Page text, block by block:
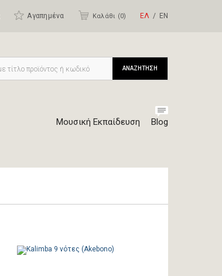
Αγαπημένα Καλάθι (0) ΕΛ ΕΝ
Μουσική Εκπαίδευση Blog
ΑΝΑΖΗΤΗΣΗ